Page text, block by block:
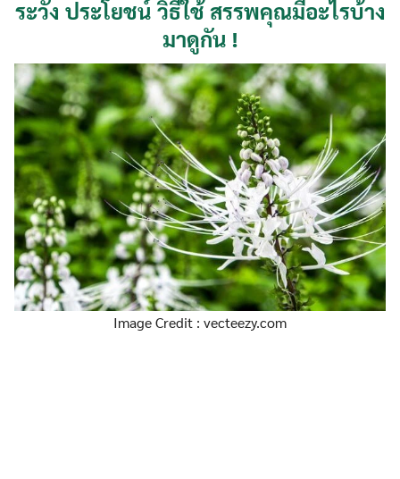
ระวัง ประโยชน์ วิธีใช้ สรรพคุณมีอะไรบ้าง
มาดูกัน !
Image Credit : vecteezy.com